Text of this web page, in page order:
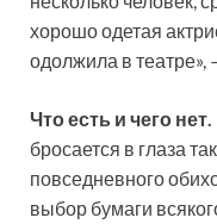
хорошо одетая
одолжила в театре»,
Что есть и чего нет.
бросается в глаза
повседневного
выбор бумаги